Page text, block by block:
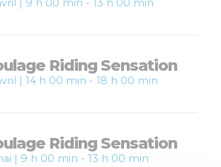
| 9 h 00 min - 13 h 00 min
Riding Sensation
| 14 h 00 min - 18 h 00 min
Riding Sensation
| 9 h 00 min - 13 h 00 min